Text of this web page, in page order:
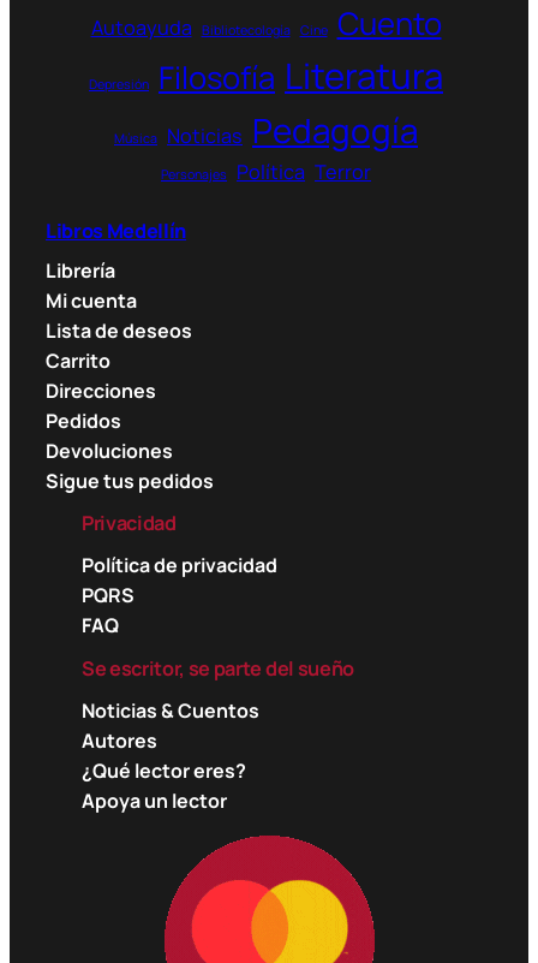
Autoayuda Bibliotecología Cine Cuento
Depresión Filosofía Literatura
Música Noticias Pedagogía
Personajes Política Terror
Libros Medellín
Librería
Mi cuenta
Lista de deseos
Carrito
Direcciones
Pedidos
Devoluciones
Sigue tus pedidos
Privacidad
Política de privacidad
PQRS
FAQ
Se escritor, se parte del sueño
Noticias & Cuentos
Autores
¿Qué lector eres?
Apoya un lector